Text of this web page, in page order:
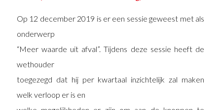
Op 12 december 2019 is er een sessie geweest met als
onderwerp
“Meer waarde uit afval”. Tijdens deze sessie heeft de
wethouder
toegezegd dat hij per kwartaal inzichtelijk zal maken
welk verloop er is en